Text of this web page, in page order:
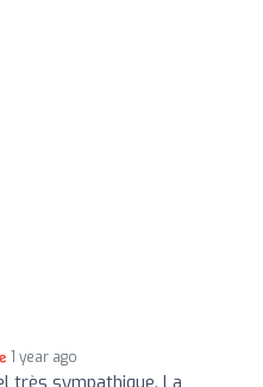
1 year ago
très sympathique. La